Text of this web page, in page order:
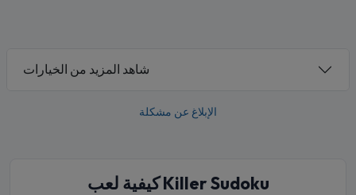
شاهد المزيد من الخيارات
الإبلاغ عن مشكلة
كيفية لعب Killer Sudoku